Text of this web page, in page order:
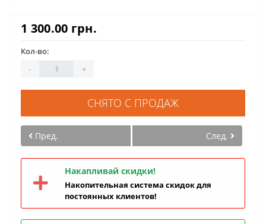
1 300.00 грн.
Кол-во:
-
+
СНЯТО С ПРОДАЖ
Пред. След.
Накапливай скидки!
Накопительная система скидок для
постоянных клиентов!